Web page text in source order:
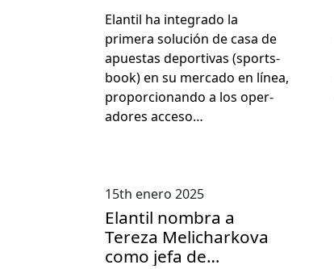
Elan­til ha inte­gra­do la
primera solu­ción de casa de
apues­tas deporti­vas (sports­
book) en su mer­ca­do en línea,
pro­por­cio­nan­do a los oper­
adores acce­so…
15th enero 2025
Elantil nombra a
Tereza Melicharkova
como jefa de